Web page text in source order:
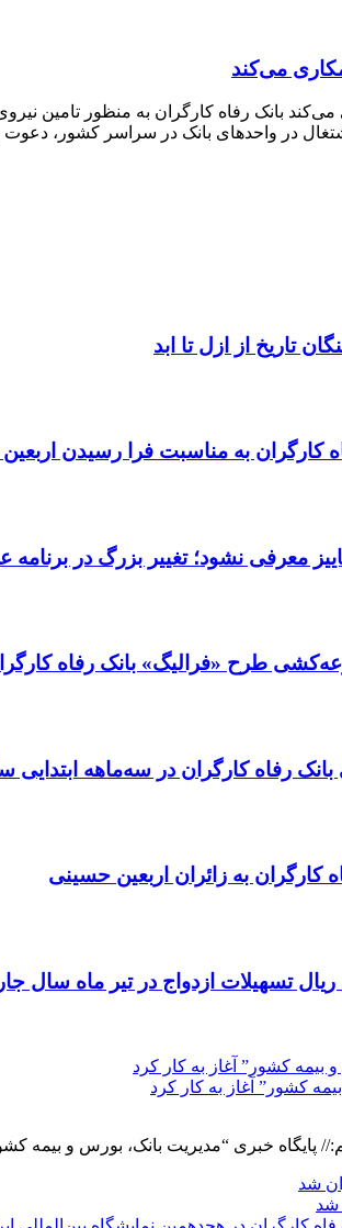
می‌کند
بانک رفاه کارگران به منظور تامین
اشتغال در واحدهای بانک در سراسر کشور،
تاریخ از ازل تا ابد
کارگران به مناسبت فرا رسیدن
معرفی نشود؛ تغییر بزرگ در برنامه
طرح «فرالیگ» بانک رفاه
به زائران اربعین حسینی
کشور” آغاز به کار کرد
پایگاه خبری “مدیریت بانک، بورس و بیمه
شد